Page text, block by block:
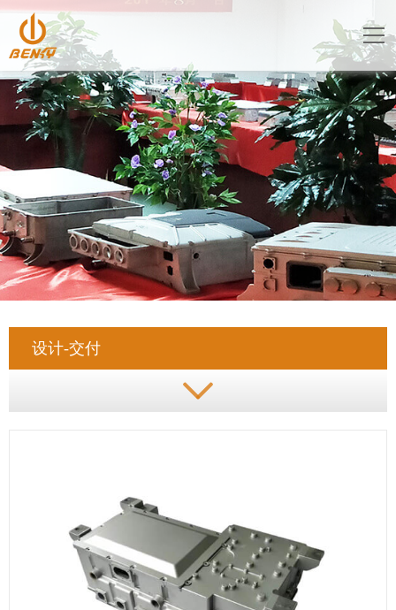
设计-交付